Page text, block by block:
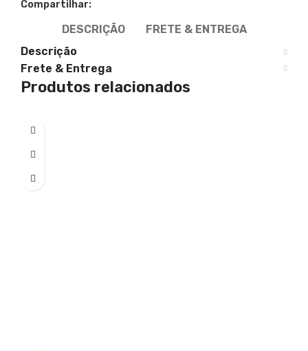
Compartilhar:
DESCRIÇÃO
FRETE & ENTREGA
Descrição
Frete & Entrega
Produtos relacionados